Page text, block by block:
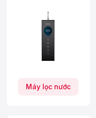
Máy lọc nước